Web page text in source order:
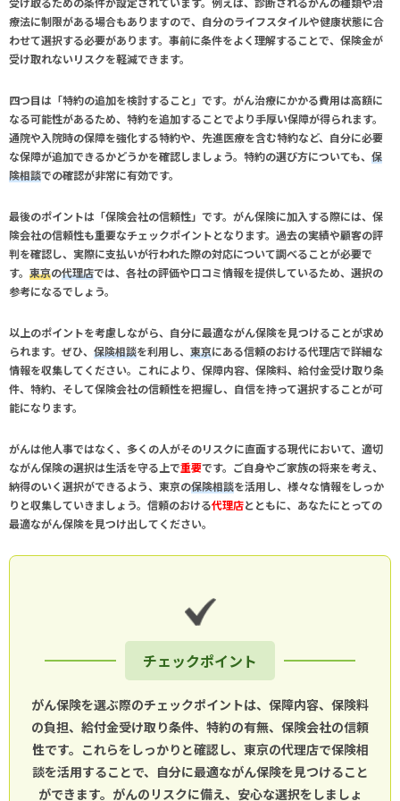
療法に制限がある場合もありますので、自分のライフスタイルや健康状態に合
わせて選択する必要があります。事前に条件をよく理解することで、保険金が
受け取れないリスクを軽減できます。
四つ目は「特約の追加を検討すること」です。がん治療にかかる費用は高額に
なる可能性があるため、特約を追加することでより手厚い保障が得られます。
通院や入院時の保障を強化する特約や、先進医療を含む特約など、自分に必要
な保障が追加できるかどうかを確認しましょう。特約の選び方についても、 保
険相談での確認が非常に有効です。
最後のポイントは「保険会社の信頼性」です。がん保険に加入する際には、保
険会社の信頼性も重要なチェックポイントとなります。過去の実績や顧客の評
判を確認し、実際に支払いが行われた際の対応について調べることが必要で
す。 東京の代理店では、各社の評価や口コミ情報を提供しているため、選択の
参考になるでしょう。
以上のポイントを考慮しながら、自分に最適ながん保険を見つけることが求め
られます。ぜひ、 保険相談を利用し、 東京にある信頼のおける代理店で詳細な
情報を収集してください。これにより、保障内容、保険料、給付金受け取り条
件、特約、そして保険会社の信頼性を把握し、自信を持って選択することが可
能になります。
がんは他人事ではなく、多くの人がそのリスクに直面する現代において、適切
ながん保険の選択は生活を守る上で重要です。ご自身やご家族の将来を考え、
納得のいく選択ができるよう、東京の保険相談を活用し、様々な情報をしっか
りと収集していきましょう。信頼のおける代理店とともに、あなたにとっての
最適ながん保険を見つけ出してください。
チェックポイント
がん保険を選ぶ際のチェックポイントは、保障内容、保険料
の負担、給付金受け取り条件、特約の有無、保険会社の信頼
性です。これらをしっかりと確認し、東京の代理店で保険相
談を活用することで、自分に最適ながん保険を見つけること
ができます。がんのリスクに備え、安心な選択をしましょ